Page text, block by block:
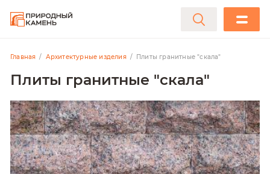
Главная Архитектурные изделия Плиты гранитные "скала"
Плиты гранитные "скала"